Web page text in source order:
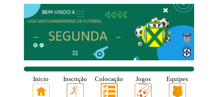
Inicio Inscrição Colocação Jogos Equipes